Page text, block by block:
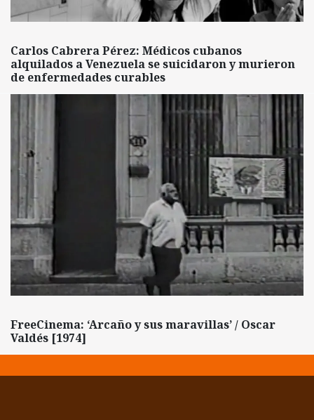
Carlos Cabrera Pérez: Médicos cubanos
alquilados a Venezuela se suicidaron y murieron
de enfermedades curables
FreeCinema: ‘Arcaño y sus maravillas’ / Oscar
Valdés [1974]